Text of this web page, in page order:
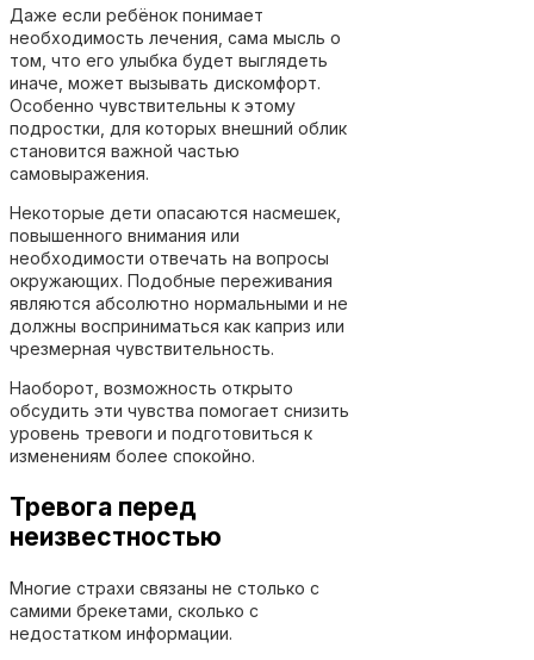
Даже если ребёнок понимает
необходимость лечения, сама мысль о
том, что его улыбка будет выглядеть
иначе, может вызывать дискомфорт.
Особенно чувствительны к этому
подростки, для которых внешний облик
становится важной частью
самовыражения.
Некоторые дети опасаются насмешек,
повышенного внимания или
необходимости отвечать на вопросы
окружающих. Подобные переживания
являются абсолютно нормальными и не
должны восприниматься как каприз или
чрезмерная чувствительность.
Наоборот, возможность открыто
обсудить эти чувства помогает снизить
уровень тревоги и подготовиться к
изменениям более спокойно.
Тревога перед
неизвестностью
Многие страхи связаны не столько с
самими брекетами, сколько с
недостатком информации.